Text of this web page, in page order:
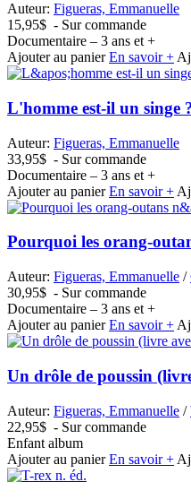
Auteur: Figueras, Emmanuelle
15,95$ - Sur commande
Documentaire – 3 ans et +
Ajouter au panier En savoir +
L'homme est-il un singe
Auteur: Figueras, Emmanuelle
33,95$ - Sur commande
Documentaire – 3 ans et +
Ajouter au panier En savoir +
Pourquoi les orang-
Auteur: Figueras, Emmanuelle /
30,95$ - Sur commande
Documentaire – 3 ans et +
Ajouter au panier En savoir +
Un drôle de poussin
Auteur: Figueras, Emmanuelle /
22,95$ - Sur commande
Enfant album
Ajouter au panier En savoir +